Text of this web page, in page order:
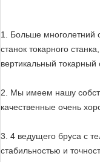
1. Больше многолетний
станок токарного
вертикальный токарный
2. Мы имеем нашу
качественные очень
3. 4 ведущего бруса с
стабильностью и